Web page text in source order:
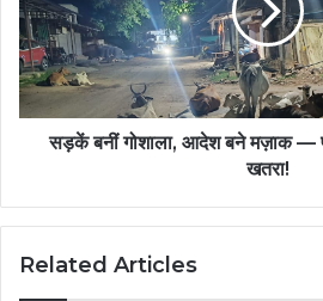
—
मुख्यमंत्री
विष्णुदेव
साय
बने
मज़ाक
—
प्रशासन
की
सड़कें बनीं गोशाला, आदेश बने मज़ाक —
खतरा!
Related Articles